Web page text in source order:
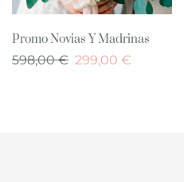
Promo Novias Y Madrinas
598,00€ 299,00 €